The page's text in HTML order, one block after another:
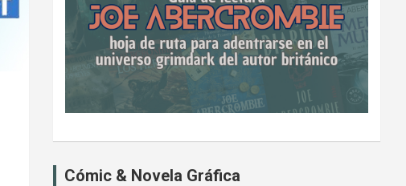
Cómic & Novela Gráfica